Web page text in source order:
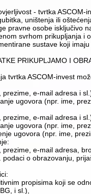
- tvrtka
uništenja ili
pravne osobe isključivo
svrhom prikupljanja i
sustave koji
PRIKUPLJAMO I
tvrtka ASCOM-invest
e-mail adresa i
ugovora (npr. ime,
e-mail adresa i
ugovora (npr. ime,
ugovora (npr. ime,
e-mail adresa,
podaci o obrazovanju,
propisima koji se
i sl.),